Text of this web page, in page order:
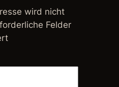
wird nicht
Felder